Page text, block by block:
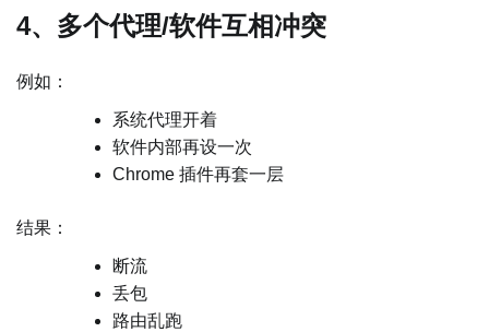
4、多个代理/软件互相冲突
例如：
系统代理开着
软件内部再设一次
Chrome 插件再套一层
结果：
断流
丢包
路由乱跑